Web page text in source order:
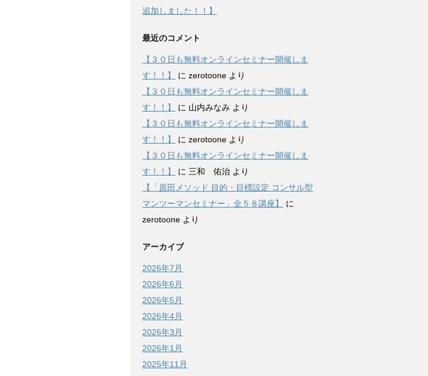
追加しました！！】
最近のコメント
【３０日も無料オンラインセミナー開催しま
す！！】
に zerotoone より
【３０日も無料オンラインセミナー開催しま
す！！】
に 山内みなみ より
【３０日も無料オンラインセミナー開催しま
す！！】
に zerotoone より
【３０日も無料オンラインセミナー開催しま
す！！】
に 三和 佑治 より
【「原田メソッド 目的・目標設定 コンサル型
マンツーマンセミナー」全５８講座】
に
zerotoone より
アーカイブ
2026年7月
2026年6月
2026年5月
2026年4月
2026年3月
2026年1月
2025年11月